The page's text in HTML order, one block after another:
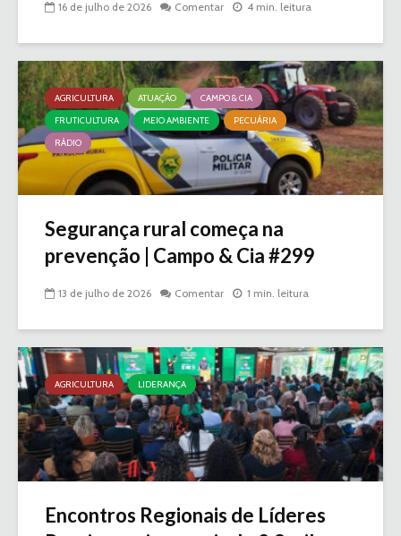
16 de julho de 2026 Comentar 4 min. leitura
AGRICULTURA ATUAÇÃO
CAMPO & CIA
FRUTICULTURA
MEIO AMBIENTE
PECUÁRIA
RÁDIO
Segurança rural começa na
prevenção | Campo & Cia #299
13 de julho de 2026 Comentar 1 min. leitura
AGRICULTURA LIDERANÇA
Encontros Regionais de Líderes